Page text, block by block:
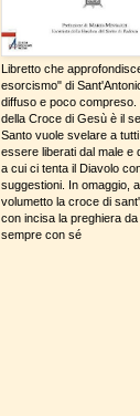
Libretto che
esorcismo" di
diffuso e poco compreso.
della Croce di Gesù è il
Santo vuole svelare a
essere liberati dal male e
a cui ci tenta il Diavolo
suggestioni. In omaggio,
volumetto la croce di
con incisa la preghiera
sempre con sé